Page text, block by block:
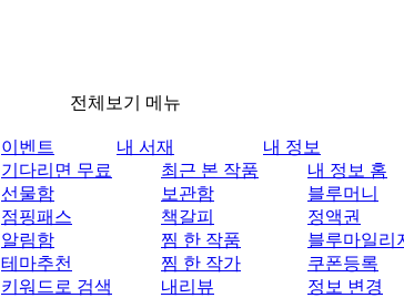
전체보기 메뉴
이벤트
기다리면 무료
선물함
점핑패스
알림함
테마추천
키워드로 검색
내 서재
최근 본 작품
보관함
책갈피
찜 한 작품
찜 한 작가
내리뷰
내 정보
내 정보 홈
블루머니
정액권
블루마일리
쿠폰등록
정보 변경